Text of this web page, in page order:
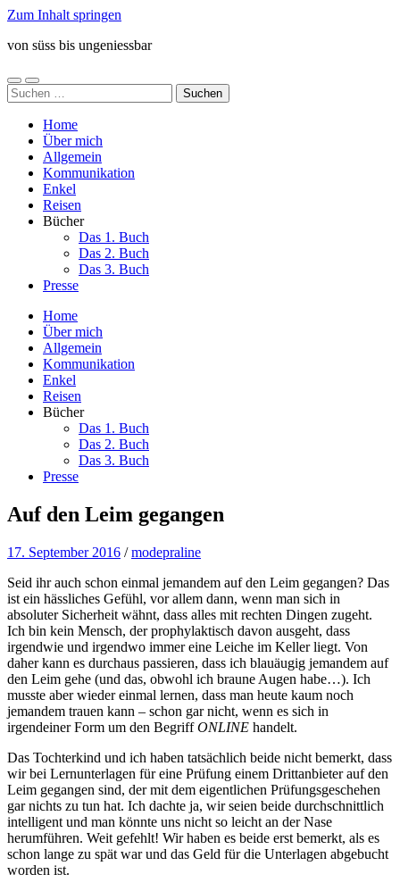
Zum Inhalt springen
von süss bis ungeniessbar
Mobile-
Menü
Suchfeld
ein-/ausblenden
Suchen
nach:
Home
Über mich
Allgemein
Kommunikation
Enkel
Reisen
Bücher
Das 1. Buch
Das 2. Buch
Das 3. Buch
Presse
Home
Über mich
Allgemein
Kommunikation
Enkel
Reisen
Bücher
Das 1. Buch
Das 2. Buch
Das 3. Buch
Presse
Auf den Leim gegangen
17. September 2016 /modepraline
Seid ihr auch schon einmal jemandem auf den Leim gegangen? Das
ist ein hässliches Gefühl, vor allem dann, wenn man sich in
absoluter Sicherheit wähnt, dass alles mit rechten Dingen zugeht.
Ich bin kein Mensch, der prophylaktisch davon ausgeht, dass
irgendwie und irgendwo immer eine Leiche im Keller liegt. Von
daher kann es durchaus passieren, dass ich blauäugig jemandem auf
den Leim gehe (und das, obwohl ich braune Augen habe…). Ich
musste aber wieder einmal lernen, dass man heute kaum noch
jemandem trauen kann – schon gar nicht, wenn es sich in
irgendeiner Form um den BegriffONLINE handelt.
Das Tochterkind und ich haben tatsächlich beide nicht bemerkt, dass
wir bei Lernunterlagen für eine Prüfung einem Drittanbieter auf den
Leim gegangen sind, der mit dem eigentlichen Prüfungsgeschehen
gar nichts zu tun hat. Ich dachte ja, wir seien beide durchschnittlich
intelligent und man könnte uns nicht so leicht an der Nase
herumführen. Weit gefehlt! Wir haben es beide erst bemerkt, als es
schon lange zu spät war und das Geld für die Unterlagen abgebucht
worden ist.